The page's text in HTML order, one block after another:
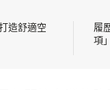
造舒適空
履
項